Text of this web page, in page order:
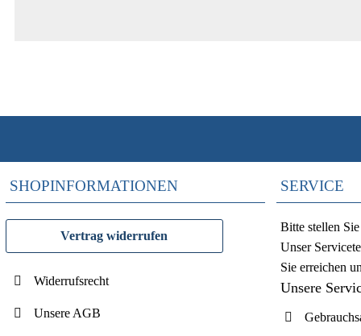
SHOPINFORMATIONEN
Vertrag widerrufen
Widerrufsrecht
Unsere AGB
SERVICE
Bitte stellen
Unser
Sie erreichen
Unsere